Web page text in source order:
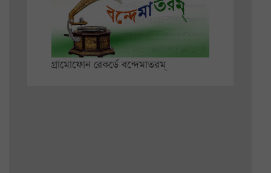
গ্রামোফোন রেকর্ডে বন্দেমাতরম্